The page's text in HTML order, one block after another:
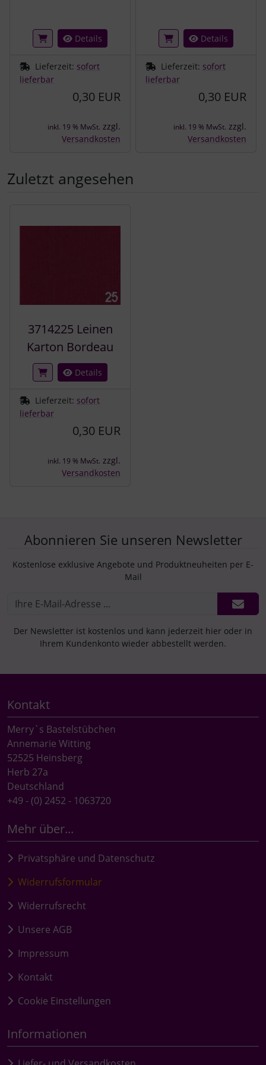
Details
Lieferzeit: sofort
lieferbar
0,30 EUR
inkl. 19 % MwSt. zzgl.
Versandkosten
Details
Lieferzeit: sofort
lieferbar
0,30 EUR
inkl. 19 % MwSt. zzgl.
Versandkosten
Zuletzt angesehen
3714225 Leinen
Karton Bordeau
Details
Lieferzeit: sofort
lieferbar
0,30 EUR
inkl. 19 % MwSt. zzgl.
Versandkosten
Abonnieren Sie unseren Newsletter
Kostenlose exklusive Angebote und Produktneuheiten per E-
Mail
Der Newsletter ist kostenlos und kann jederzeit hier oder in
Ihrem Kundenkonto wieder abbestellt werden.
Kontakt
Merry`s Bastelstübchen
Annemarie Witting
52525 Heinsberg
Herb 27a
Deutschland
+49 - (0) 2452 - 1063720
Mehr über...
Privatsphäre und Datenschutz
Widerrufsformular
Widerrufsrecht
Unsere AGB
Impressum
Kontakt
Cookie Einstellungen
Informationen